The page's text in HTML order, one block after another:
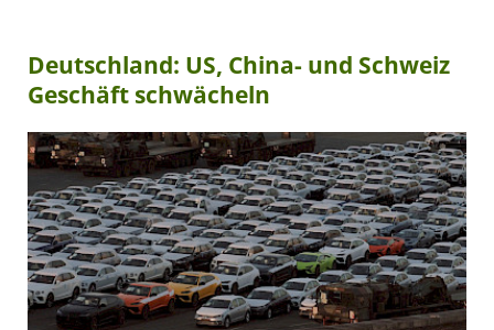
Deutschland: US, China- und Schweiz
Geschäft schwächeln